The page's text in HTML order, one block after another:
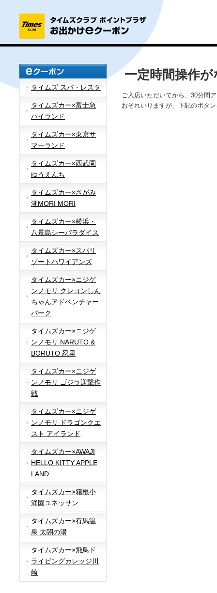
タイムズ スパ・レスタ
タイムズカー×富士急
ハイランド
タイムズカー×東京サ
マーランド
タイムズカー×西武園
ゆうえんち
タイムズカー×さがみ
湖MORI MORI
タイムズカー×横浜・
八景島シーパラダイス
タイムズカー×スパリ
ゾートハワイアンズ
タイムズカー×ニジゲ
ンノモリ クレヨンしん
ちゃんアドベンチャー
パーク
タイムズカー×ニジゲ
ンノモリ NARUTO &
BORUTO 忍里
タイムズカー×ニジゲ
ンノモリ ゴジラ迎撃作
戦
タイムズカー×ニジゲ
ンノモリ ドラゴンクエ
スト アイランド
タイムズカー×AWAJI
HELLO KITTY APPLE
LAND
タイムズカー×箱根小
涌園ユネッサン
タイムズカー×有馬温
泉 太閤の湯
タイムズカー×飛鳥ド
ライビングカレッジ川
崎
一定時間操作
ご入店いただいてから、30分間
おそれいりますが、下記のボタ